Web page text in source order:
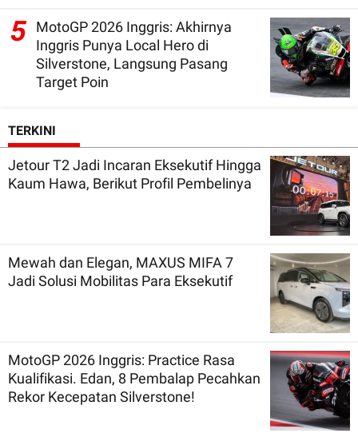
5 MotoGP 2026 Inggris: Akhirnya
Inggris Punya Local Hero di
Silverstone, Langsung Pasang
Target Poin
TERKINI
Jetour T2 Jadi Incaran Eksekutif Hingga
Kaum Hawa, Berikut Profil Pembelinya
Mewah dan Elegan, MAXUS MIFA 7
Jadi Solusi Mobilitas Para Eksekutif
MotoGP 2026 Inggris: Practice Rasa
Kualifikasi. Edan, 8 Pembalap Pecahkan
Rekor Kecepatan Silverstone!